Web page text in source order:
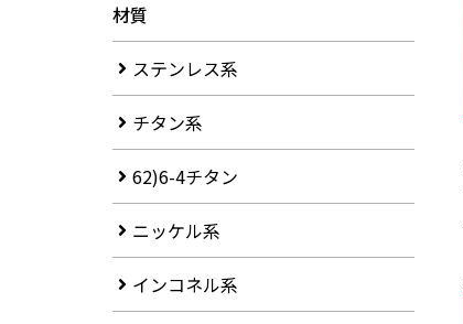
材質
ステンレス系
チタン系
62)6-4チタン
ニッケル系
インコネル系